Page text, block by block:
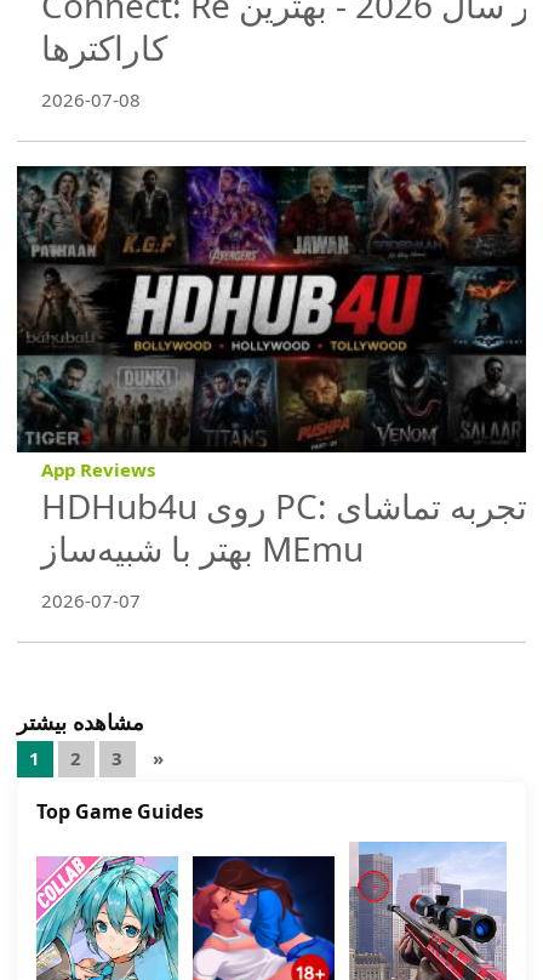
کاراکترها
2026-07-08
App Reviews
HDHub4u روی PC: تجربه تماشای
بهتر با شبیه‌ساز MEmu
2026-07-07
مشاهده بیشتر
Posts
pagination
1 2 3 »
Top Game Guides